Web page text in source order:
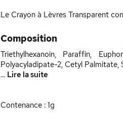
Le Crayon à Lèvres Transparent
Composition
Triethylhexanoin, Paraffin,
Polyacyladipate-2, Cetyl Palmitate,
... Lire la suite
Contenance : 1g